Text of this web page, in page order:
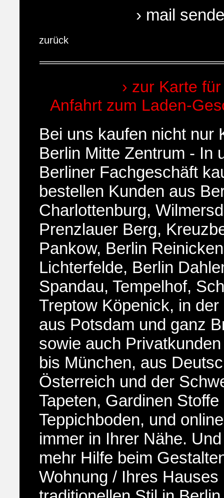
› mail
zurück
› zur Karte
Anfahrt zum Laden-
Bei uns kaufen nicht nur
Berlin Mitte Zentrum - In
Berliner Fachgeschäft
bestellen Kunden aus
Charlottenburg,
Prenzlauer Berg,
Pankow, Berlin
Lichterfelde, Berlin
Spandau, Tempelhof,
Treptow Köpenick, in der
aus Potsdam und ganz
sowie auch
bis München, aus
Österreich und der
Tapeten, Gardinen
Teppichboden, und
immer in Ihrer Nähe.
mehr Hilfe beim
Wohnung / Ihres Hauses